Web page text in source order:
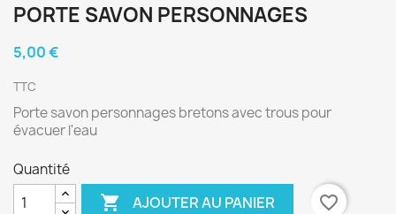
PORTE SAVON PERSONNAGES
5,00 €
TTC
Porte savon personnages bretons avec trous pour
évacuer l'eau
Quantité
 AJOUTER AU PANIER favorite_border